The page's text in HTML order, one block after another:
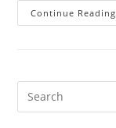
Continue Reading